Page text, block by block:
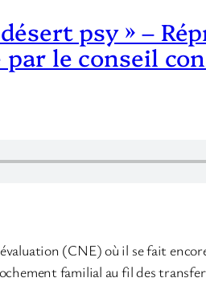
psy » –
le conseil
(CNE) où il se fait
familial au fil des